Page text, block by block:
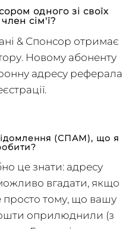
сім'ї?
& Спонсор отримає
Новому абоненту
адресу реферала
це знати: адресу
вгадати, якщо
тому, що вашу